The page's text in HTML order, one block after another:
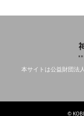
本サイトは公益財団法
©